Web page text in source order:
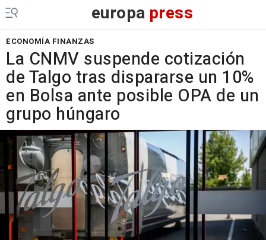
europa press
ECONOMÍA FINANZAS
La CNMV suspende cotización
de Talgo tras dispararse un 10%
en Bolsa ante posible OPA de un
grupo húngaro